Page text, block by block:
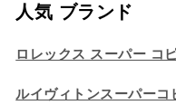
人気 ブランド
ロレックス スーパー コ
ルイヴィトンスーパーコ